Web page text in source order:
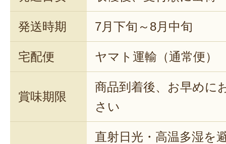
発送時期 7月下旬～8月中旬
宅配便 ヤマト運輸（通常便）
賞味期限
商品到着後、お早めに
さい
直射日光・高温多湿を